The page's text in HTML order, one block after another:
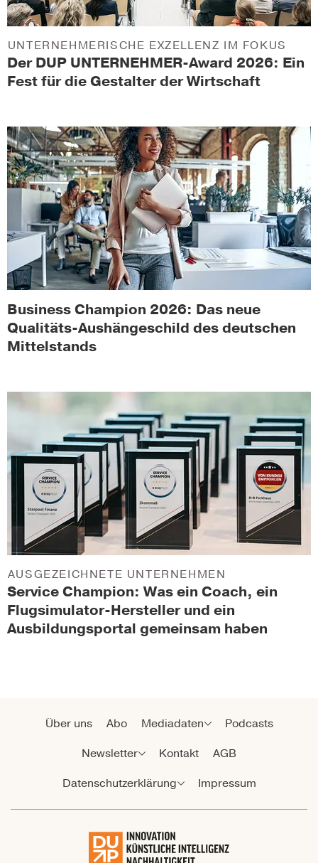
Der DUP UNTERNEHMER-Award 2026: Ein
Fest für die Gestalter der Wirtschaft
UNTERNEHMERISCHE EXZELLENZ IM FOKUS
Business Champion 2026: Das neue
Qualitäts-Aushängeschild des deutschen
Mittelstands
Service Champion: Was ein Coach, ein
Flugsimulator-Hersteller und ein
Ausbildungsportal gemeinsam haben
AUSGEZEICHNETE UNTERNEHMEN
Über uns Abo Mediadaten
Podcasts
Newsletter
Kontakt
AGB
Datenschutzerklärung
Impressum